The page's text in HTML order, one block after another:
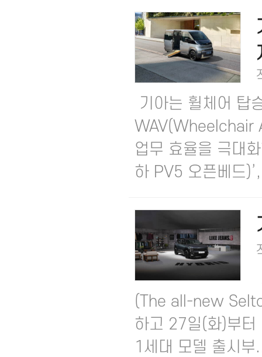
기아는 휠체어 탑
WAV(Wheelchair
업무 효율을 극대
하 PV5 오픈베드
(The all-new
하고 27일(화)부
1세대 모델 출시부